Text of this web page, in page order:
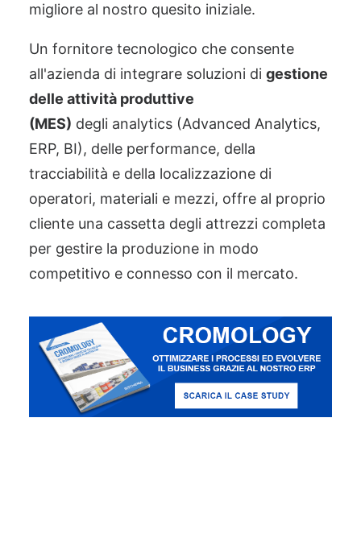
migliore al nostro quesito iniziale.
Un fornitore tecnologico che consente
all'azienda di integrare soluzioni di gestione
delle attività produttive
(MES) degli analytics (Advanced Analytics,
ERP, BI), delle performance, della
tracciabilità e della localizzazione di
operatori, materiali e mezzi, offre al proprio
cliente una cassetta degli attrezzi completa
per gestire la produzione in modo
competitivo e connesso con il mercato.